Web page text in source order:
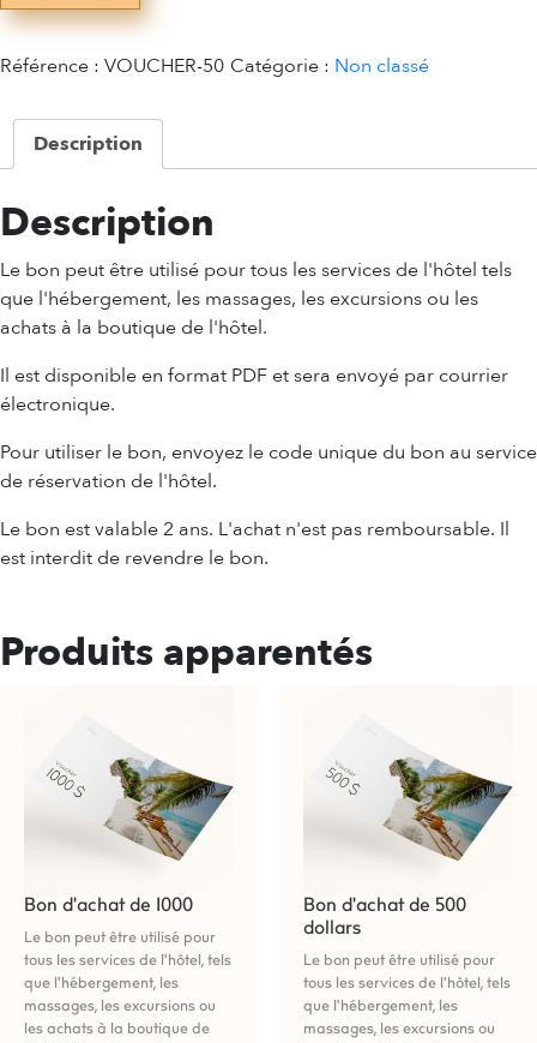
50
Référence : VOUCHER-50 Catégorie : Non classé
Description
Description
Le bon peut être utilisé pour tous les services de l'hôtel tels
que l'hébergement, les massages, les excursions ou les
achats à la boutique de l'hôtel.
Il est disponible en format PDF et sera envoyé par courrier
électronique.
Pour utiliser le bon, envoyez le code unique du bon au service
de réservation de l'hôtel.
Le bon est valable 2 ans. L'achat n'est pas remboursable. Il
est interdit de revendre le bon.
Produits apparentés
Bon d'achat de 1000
Le bon peut être utilisé pour
tous les services de l'hôtel, tels
que l'hébergement, les
massages, les excursions ou
les achats à la boutique de
Bon d'achat de 500
dollars
Le bon peut être utilisé pour
tous les services de l'hôtel, tels
que l'hébergement, les
massages, les excursions ou